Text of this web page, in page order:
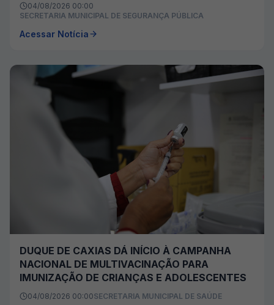
04/08/2026 00:00
SECRETARIA MUNICIPAL DE SEGURANÇA PÚBLICA
Acessar Notícia
DUQUE DE CAXIAS DÁ INÍCIO À CAMPANHA
NACIONAL DE MULTIVACINAÇÃO PARA
IMUNIZAÇÃO DE CRIANÇAS E ADOLESCENTES
04/08/2026 00:00SECRETARIA MUNICIPAL DE SAÚDE